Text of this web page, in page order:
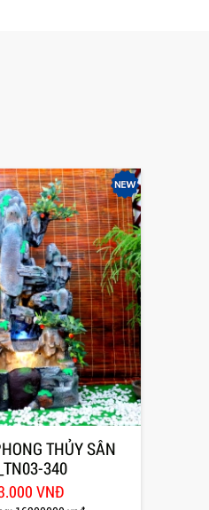
THỦY SÂN
340
VNĐ